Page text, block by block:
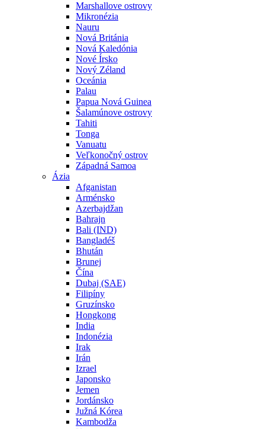
Marshallove ostrovy
Mikronézia
Nauru
Nová Británia
Nová Kaledónia
Nové Írsko
Nový Zéland
Oceánia
Palau
Papua Nová Guinea
Šalamúnove ostrovy
Tahiti
Tonga
Vanuatu
Veľkonočný ostrov
Západná Samoa
Ázia
Afganistan
Arménsko
Azerbajdžan
Bahrajn
Bali (IND)
Bangladéš
Bhután
Brunej
Čína
Dubaj (SAE)
Filipíny
Gruzínsko
Hongkong
India
Indonézia
Irak
Irán
Izrael
Japonsko
Jemen
Jordánsko
Južná Kórea
Kambodža